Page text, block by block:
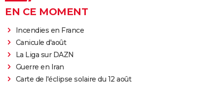
EN CE MOMENT
Incendies en France
Canicule d'août
La Liga sur DAZN
Guerre en Iran
Carte de l'éclipse solaire du 12 août